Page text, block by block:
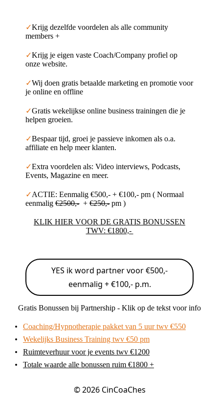
✓Krijg dezelfde voordelen als alle community
members +
✓Krijg je eigen vaste Coach/Company profiel op
onze website.
✓Wij doen gratis betaalde marketing en promotie voor
je online en offline
✓Gratis wekelijkse online business trainingen die je
helpen groeien.
✓Bespaar tijd, groei je passieve inkomen als o.a.
affiliate en help meer klanten.
✓Extra voordelen als: Video interviews, Podcasts,
Events, Magazine en meer.
✓ACTIE: Eenmalig€500,- + €100,- pm ( Normaal
eenmalig€2500,-+€250,-pm)
KLIK HIER VOOR DE GRATIS BONUSSEN
TWV: €1800,-
YES ik word partner voor €500,-
eenmalig + €100,- p.m.
Gratis Bonussen bij Partnership - Klik op de tekst voor info
Coaching/Hypnotherapie pakket van 5 uur twv €550
Wekelijks Business Training twv €50 pm
Ruimteverhuur voor je events twv €1200
Totale waarde alle bonussen ruim €1800 +
© 2026 CinCoaChes